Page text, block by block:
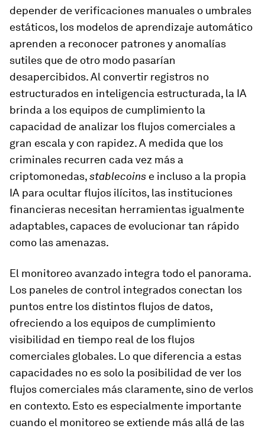
depender de verificaciones manuales o umbrales
estáticos, los modelos de aprendizaje automático
aprenden a reconocer patrones y anomalías
sutiles que de otro modo pasarían
desapercibidos. Al convertir registros no
estructurados en inteligencia estructurada, la IA
brinda a los equipos de cumplimiento la
capacidad de analizar los flujos comerciales a
gran escala y con rapidez. A medida que los
criminales recurren cada vez más a
criptomonedas,stablecoins e incluso a la propia
IA para ocultar flujos ilícitos, las instituciones
financieras necesitan herramientas igualmente
adaptables, capaces de evolucionar tan rápido
como las amenazas.
El monitoreo avanzado integra todo el panorama.
Los paneles de control integrados conectan los
puntos entre los distintos flujos de datos,
ofreciendo a los equipos de cumplimiento
visibilidad en tiempo real de los flujos
comerciales globales. Lo que diferencia a estas
capacidades no es solo la posibilidad de ver los
flujos comerciales más claramente, sino de verlos
en contexto. Esto es especialmente importante
cuando el monitoreo se extiende más allá de las